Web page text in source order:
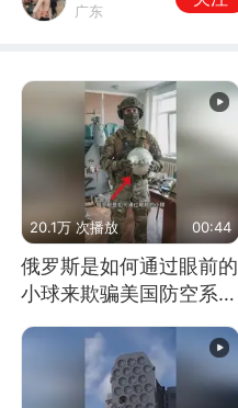
广东
20.1万 次播放 00:44
俄罗斯是如何通过眼前的
小球来欺骗美国防空系统
的